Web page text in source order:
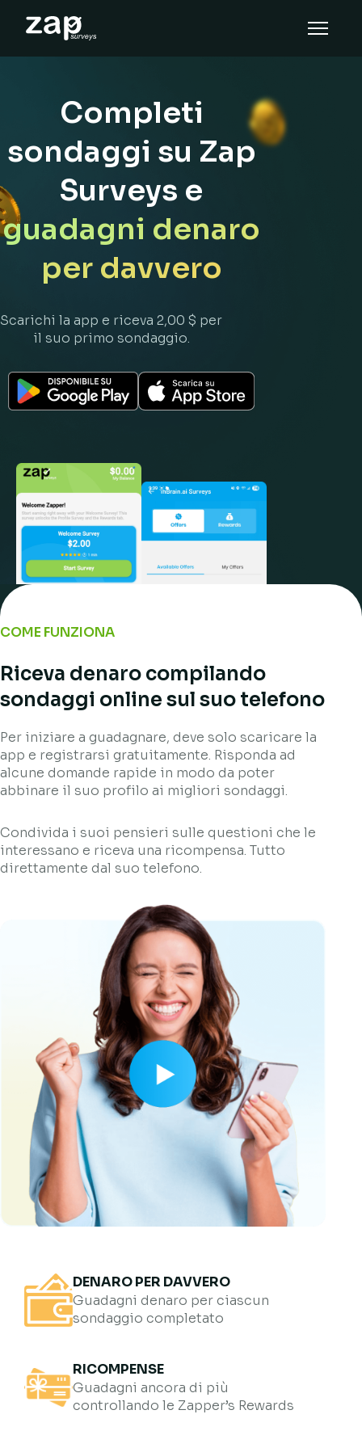
Completi
sondaggi su Zap
Surveys e
guadagni denaro
per davvero
Scarichi la app e riceva 2,00 $ per
il suo primo sondaggio.
COME FUNZIONA
Riceva denaro compilando
sondaggi online sul suo telefono
Per iniziare a guadagnare, deve solo scaricare la
app e registrarsi gratuitamente. Risponda ad
alcune domande rapide in modo da poter
abbinare il suo profilo ai migliori sondaggi.
Condivida i suoi pensieri sulle questioni che le
interessano e riceva una ricompensa. Tutto
direttamente dal suo telefono.
DENARO PER DAVVERO
Guadagni denaro per ciascun
sondaggio completato
RICOMPENSE
Guadagni ancora di più
controllando le Zapper’s Rewards